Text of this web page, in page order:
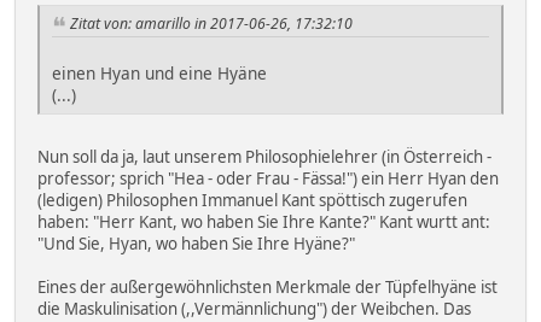
Zitat von: amarillo in 2017-06-26, 17:32:10
einen Hyan und eine Hyäne
(...)
Nun soll da ja, laut unserem Philosophielehrer (in Österreich -
professor; sprich "Hea - oder Frau - Fässa!") ein Herr Hyan den
(ledigen) Philosophen Immanuel Kant spöttisch zugerufen
haben: "Herr Kant, wo haben Sie Ihre Kante?" Kant wurtt ant:
"Und Sie, Hyan, wo haben Sie Ihre Hyäne?"
Eines der außergewöhnlichsten Merkmale der Tüpfelhyäne ist
die Maskulinisation (,,Vermännlichung") der Weibchen. Das